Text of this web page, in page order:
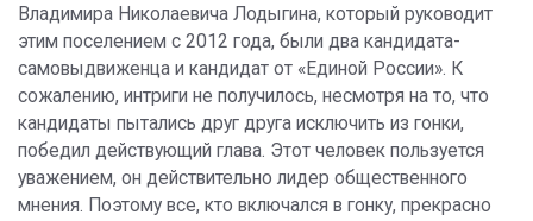
Владимира Николаевича Лодыгина, который руководит
этим поселением с 2012 года, были два кандидата-
самовыдвиженца и кандидат от «Единой России». К
сожалению, интриги не получилось, несмотря на то, что
кандидаты пытались друг друга исключить из гонки,
победил действующий глава. Этот человек пользуется
уважением, он действительно лидер общественного
мнения. Поэтому все, кто включался в гонку, прекрасно